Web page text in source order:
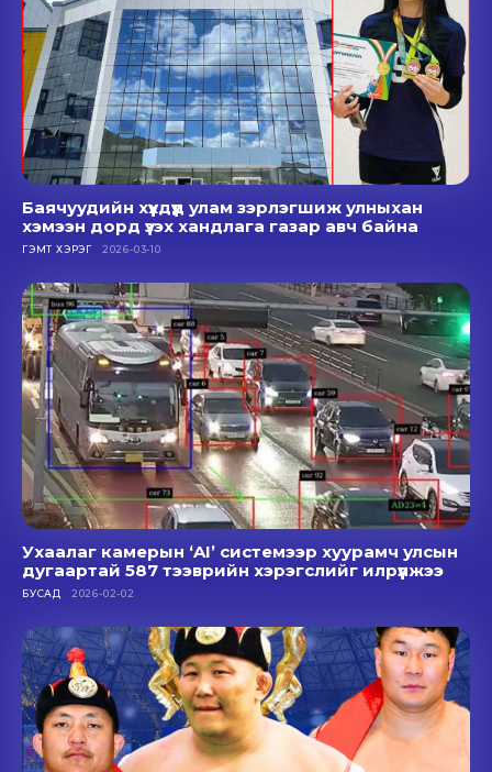
Баячуудийн хүүхдүүд улам зэрлэгшиж улныхан
хэмээн дорд үзэх хандлага газар авч байна
ГЭМТ ХЭРЭГ 2026-03-10
Ухаалаг камерын ‘AI’ системээр хуурамч улсын
дугаартай 587 тээврийн хэрэгслийг илрүүлжээ
БУСАД 2026-02-02